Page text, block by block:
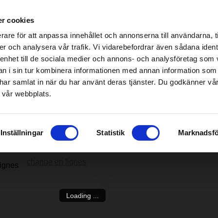
cookies
för att anpassa innehållet och annonserna till användarna,
och analysera vår trafik. Vi vidarebefordrar även sådana
till de sociala medier och annons- och analysföretag som
i sin tur kombinera informationen med annan information
samlat in när du har använt deras tjänster. Du godkänner
webbplats.
Inställningar Statistik
found!
includes/templates/plusmall37/cssmap-europe/
found!
includes/templates/plusmall37/cssmap-europe/
Loading ...
Abatteuse Carburant/Lubrification/Moteur Smart garden